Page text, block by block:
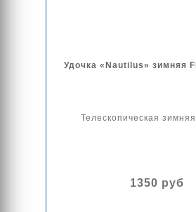
Удочка «Nautilus» зимняя
Телескопическая
1350 руб